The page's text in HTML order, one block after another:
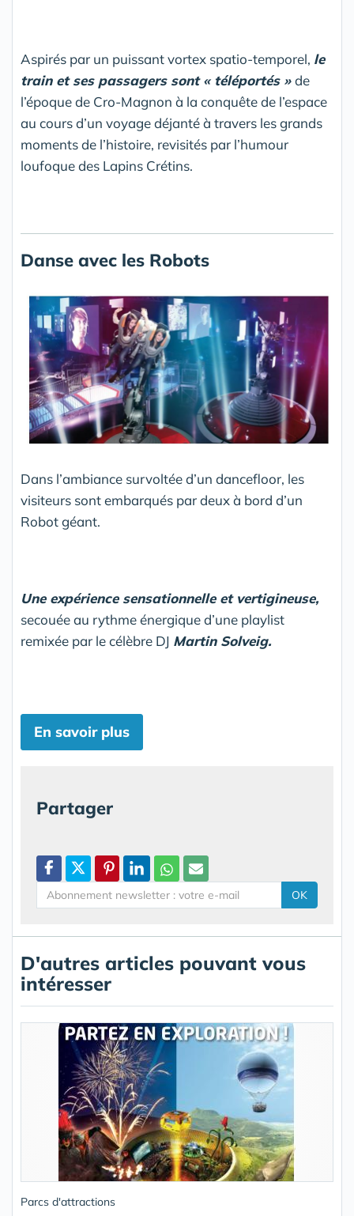
Aspirés par un puissant vortex spatio-temporel, le
train et ses passagers sont « téléportés »de
l’époque de Cro-Magnon à la conquête de l’espace
au cours d’un voyage déjanté à travers les grands
moments de l’histoire, revisités par l’humour
loufoque des Lapins Crétins.
Danse avec les Robots
Dans l’ambiance survoltée d’un dancefloor, les
visiteurs sont embarqués par deux à bord d’un
Robot géant.
Une expérience sensationnelle et vertigineuse,
secouée au rythme énergique d’une playlist
remixée par le célèbre DJ Martin Solveig.
En savoir plus
Partager
OK
D'autres articles pouvant vous
intéresser
Parcs d'attractions